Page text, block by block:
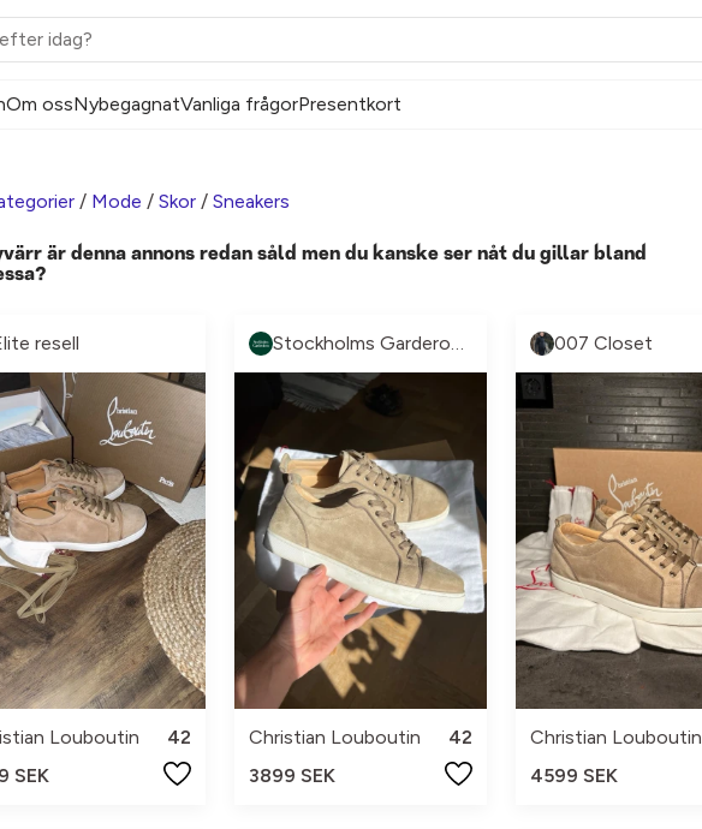
Om ossNybegagnatVanliga frågorPresentkort
/ Mode / Skor / Sneakers
är denna annons redan såld men du kanske ser nåt du gillar bland
resell
Louboutin
42
SEK
Stockholms Garderoben
Christian Louboutin
42
3899 SEK
007 Closet
Christian Louboutin
4599 SEK